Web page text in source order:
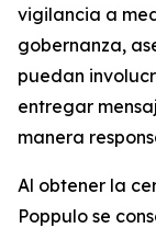
vigilancia a
gobernanza,
puedan
entregar
manera
Al obtener la
Poppulo se